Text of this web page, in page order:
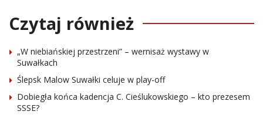
Czytaj również
„W niebiańskiej przestrzeni” – wernisaż wystawy w
Suwałkach
Ślepsk Malow Suwałki celuje w play-off
Dobiegła końca kadencja C. Cieślukowskiego – kto prezesem
SSSE?